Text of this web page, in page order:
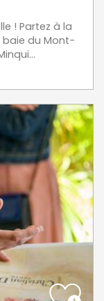
! Partez à la
baie du Mont-